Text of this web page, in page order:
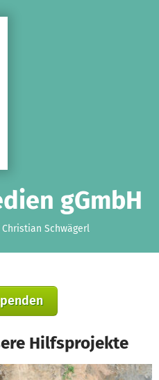
gGmbH
Schwägerl
Hilfsprojekte